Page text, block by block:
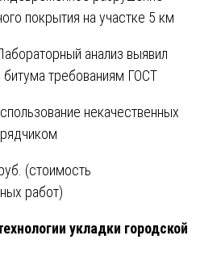
покрытия на участке 5 км
анализ выявил
битума требованиям ГОСТ
некачественных
(стоимость
работ)
укладки городской